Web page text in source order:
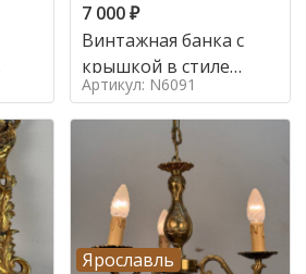
7 000₽
Винтажная банка с
крышкой в стиле
Италия,
Артикул: N6091
Ярославль